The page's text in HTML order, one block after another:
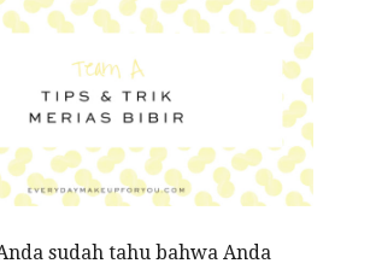
sudah tahu bahwa Anda